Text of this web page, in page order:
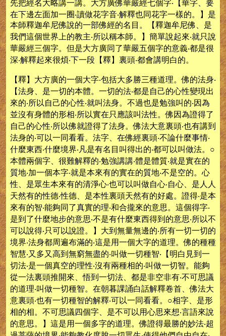
先把經名大略講一講。大方廣佛華嚴經七個字‧【華字、要
在下邊左面加一圈‧讀做花字音‧解釋也同花字一樣的。】是
本師釋迦牟尼佛說的一部佛經的名目。【釋迦牟尼佛、是
我們這個世界上的教主‧所以稱本師。】簡單說起來‧就只說
華嚴經三個字。但是大方廣同了華嚴五個字的意義‧都是很
深‧解釋起來很煩‧下一段【釋】裏頭‧都會講明白的。
【釋】大方廣的一個大字‧包括大多勝三種道理。佛的法身‧
【法身、是一切的本體。一切的法‧都是自己的心性變現出
來的‧所以自己的心性‧就叫法身。不過也是勉強叫的‧因為
並沒有身體的形相‧所以實在只應該叫法性。佛因為證得了
自己的心性‧所以佛就證得了法身。佛法大意裏頭‧也有講到
法身的‧可以一同看看。法字、在佛經裏頭‧不論什麼事情‧
什麼東西‧什麼境界‧凡是有名目叫得出的‧都可以叫做法。○
本體兩個字、很難解釋的‧勉強講講‧體是體質‧就是實在的
質地‧加一個本字‧就是本來有的實在的質地‧不是空的。心
性、是眾生本來有的清淨心‧也可以叫做自心‧自心、是人人
天然有的性德‧性德、是本性裏頭天然有的好處。證得‧是本
來有的智‧能夠同了真實的理‧和合攏來的意思。這個得字‧
是到了什麼地步的意思‧不是有什麼東西得到的意思‧所以不
可以說得‧只可以說證。】大到無量無邊的‧所有一切一切的
境界‧法身都周遍布滿的‧這是用一個大字的道理。佛的種種
智慧‧又多又高到無窮無盡的‧叫做一切種智‧【明白見到一
切法‧是一個真空的理性‧沒有兩種相的‧叫做一切智。能夠
從一法裏頭推開來、悟到一切法、都是非空非有‧不可思議
的道理‧叫做一切種智。在朝暮課誦白話解釋卷首、佛法大
意裏頭‧也有一切種智的解釋‧可以一同看看。○相字、是形
相的相。不可思議四個字、是不可以用心思來想‧言語來說
的意思。】這是用一個多字的道理。佛證得最勝的妙法‧超